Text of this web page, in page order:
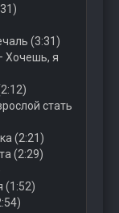
(3:31)
Хочешь, я
стать
(2:21)
(2:29)
(1:52)